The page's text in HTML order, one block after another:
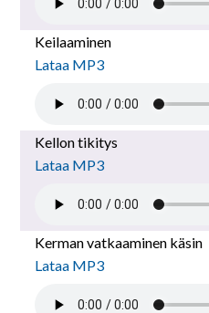
Keilaaminen
Lataa MP3
Kellon tikitys
Lataa MP3
Kerman vatkaaminen käsin
Lataa MP3